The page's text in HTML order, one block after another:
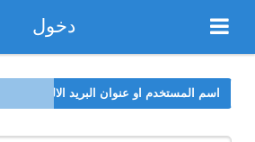
دخول
اسم المستخدم او عنوان البريد الالكتروني